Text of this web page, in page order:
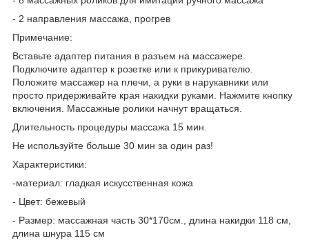
- 2 направления массажа, прогрев
Примечание:
Вставьте адаптер питания в разъем на массажере.
Подключите адаптер к розетке или к прикуривателю.
Положите массажер на плечи, а руки в нарукавники или
просто придерживайте края накидки руками. Нажмите кнопку
включения. Массажные ролики начнут вращаться.
Длительность процедуры массажа 15 мин.
Не используйте больше 30 мин за один раз!
Характеристики:
-материал: гладкая искусственная кожа
- Цвет: бежевый
- Размер: массажная часть 30*170см., длина накидки 118 см,
длина шнура 115 см